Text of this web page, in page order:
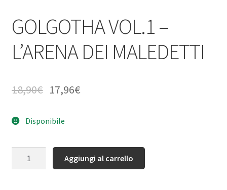
GOLGOTHA VOL.1 –
L’ARENA DEI MALEDETTI
18,90€ 17,96€
Disponibile
Aggiungi al carrello